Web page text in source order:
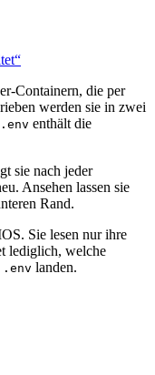
Containern, die per
werden sie in zwei
.env enthält die
sie nach jeder
Ansehen lassen sie
Rand.
Sie lesen nur ihre
lediglich, welche
.env landen.